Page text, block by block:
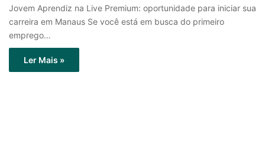
Jovem Aprendiz na Live Premium: oportunidade para iniciar sua
carreira em Manaus Se você está em busca do primeiro
emprego…
Ler Mais »